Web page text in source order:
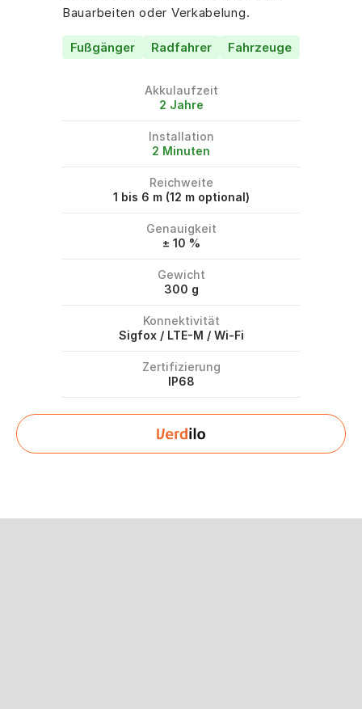
Bauarbeiten oder Verkabelung.
Fußgänger Radfahrer Fahrzeuge
Akkulaufzeit
2 Jahre
Installation
2 Minuten
Reichweite
1 bis 6 m (12 m optional)
Genauigkeit
± 10 %
Gewicht
300 g
Konnektivität
Sigfox / LTE-M / Wi-Fi
Zertifizierung
IP68